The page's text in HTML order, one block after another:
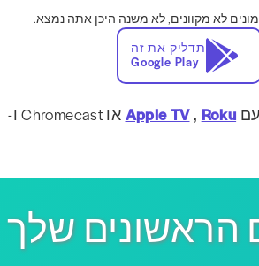
תדליק את זה
Google Play
Apple TV ,Roku
או Chromecast ו-
הראשונים שלך